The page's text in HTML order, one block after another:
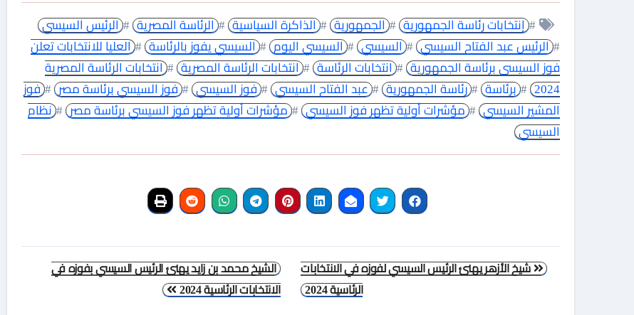
# إنتخابات رئاسة الجمهورية # الجمهورية # الذاكرة السياسية # الرئاسة المصرية # الرئيس السيسي
# الرئيس عبد الفتاح السيسي # السيسي # السيسي اليوم # السيسي يفوز بالرئاسة # العليا للانتخابات تعلن
فوز السيسى برئاسة الجمهورية # انتخابات الرئاسة # انتخابات الرئاسة المصرية # انتخابات الرئاسة المصرية
2024
# برئاسة # رئاسة الجمهورية # عبد الفتاح السيسي # فوز السيسي # فوز السيسي برئاسة مصر # فوز
المشير السيسي # مؤشرات أولية تظهر فوز السيسي # مؤشرات أولية تظهر فوز السيسي برئاسة مصر # نظام
السيسي
تصفّح
الشيخ محمد بن زايد يهنئ الرئيس السيسي بفوزه في
الانتخابات الرئاسية 2024
شيخ الأزهر يهنئ الرئيس السيسي لفوزه في الانتخابات
الرئاسية 2024